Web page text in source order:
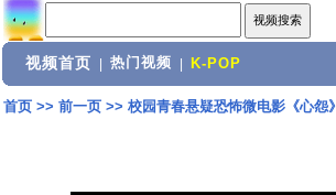
视频首页 热门视频 K-POP
首页>> 前一页>> 校园青春悬疑恐怖微电影《心怨》